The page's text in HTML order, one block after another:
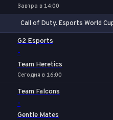
Завтра в 14:00
Call of Duty. Esports World
G2 Esports
-
Team Heretics
Сегодня в 16:00
Team Falcons
-
Gentle Mates